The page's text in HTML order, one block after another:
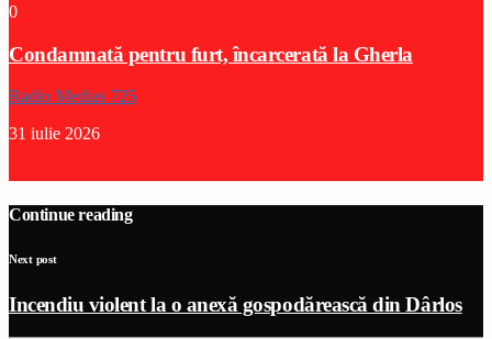
0
Condamnată pentru furt, încarcerată la Gherla
Radio Medias 725
31 iulie 2026
Continue reading
Next post
Incendiu violent la o anexă gospodărească din Dârlos